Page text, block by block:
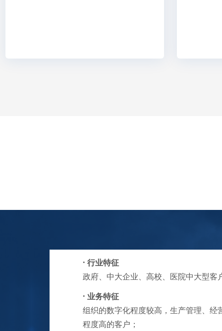
· 行业特征
政府、中大企业、高校、医院中大型客
· 业务特征
组织的数字化程度较高，生产管理、经
程度高的客户；